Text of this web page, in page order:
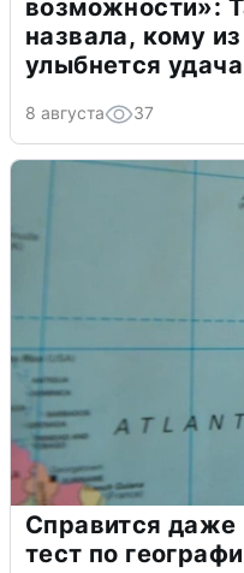
возможности»:
назвала, кому
улыбнется удача
8 августа 37
Справится даже
тест по